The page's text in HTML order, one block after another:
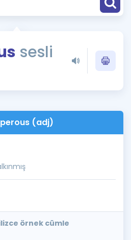
sesli
(adj)
örnek cümle